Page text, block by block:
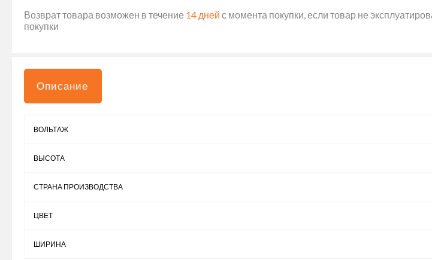
Возврат товара возможен в течение 14 дней с момента покупки, если товар не
покупки
Описание
ВОЛЬТАЖ
ВЫСОТА
СТРАНА ПРОИЗВОДСТВА
ЦВЕТ
ШИРИНА